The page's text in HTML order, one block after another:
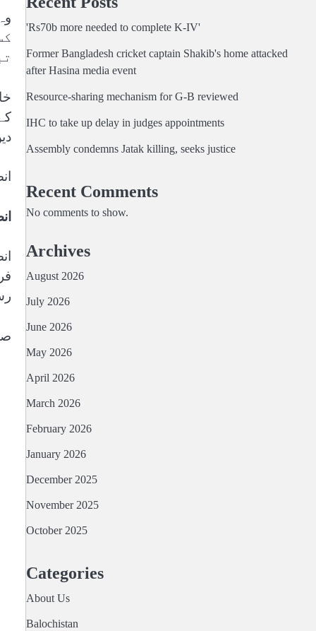
'Rs70b more needed to complete K-IV'
Former Bangladesh cricket captain Shakib's home attacked
after Hasina media event
Resource-sharing mechanism for G-B reviewed
IHC to take up delay in judges appointments
Assembly condemns Jatak killing, seeks justice
Recent Comments
No comments to show.
Archives
August 2026
July 2026
June 2026
May 2026
April 2026
March 2026
February 2026
January 2026
December 2025
November 2025
October 2025
Categories
About Us
Balochistan